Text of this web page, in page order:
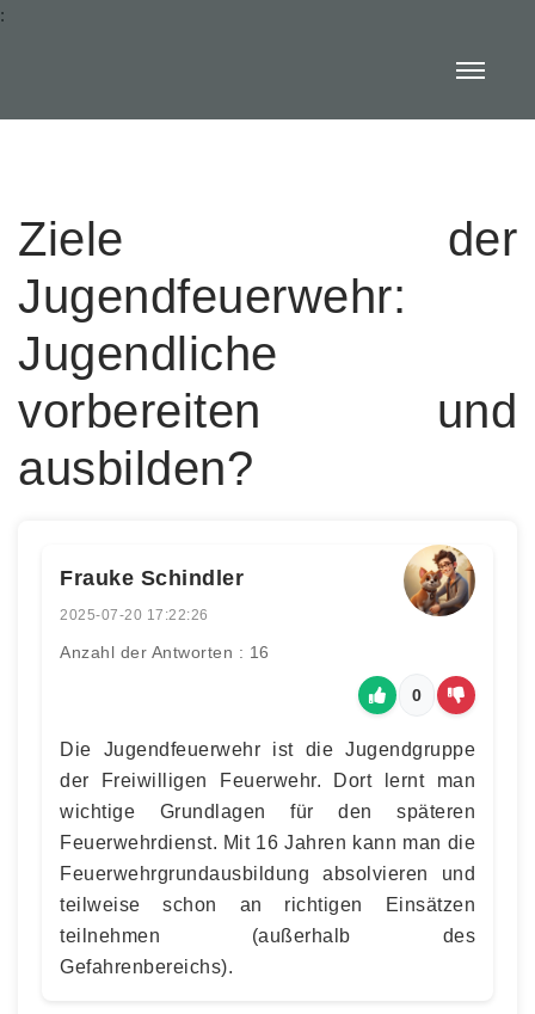
:
Ziele der
Jugendfeuerwehr:
Jugendliche
vorbereiten und
ausbilden?
Frauke Schindler
2025-07-20 17:22:26
Anzahl der Antworten : 16
0
Die Jugendfeuerwehr ist die Jugendgruppe
der Freiwilligen Feuerwehr. Dort lernt man
wichtige Grundlagen für den späteren
Feuerwehrdienst. Mit 16 Jahren kann man die
Feuerwehrgrundausbildung absolvieren und
teilweise schon an richtigen Einsätzen
teilnehmen (außerhalb des
Gefahrenbereichs).